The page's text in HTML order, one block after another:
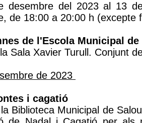
desembre del 2023 al 13
de 18:00 a 20:00 h (excepte
de l'Escola Municipal
Sala Xavier Turull. Conjunt
de 2023
i cagatió
Biblioteca Municipal de